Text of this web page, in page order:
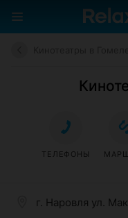
г. Наровля ул.
ТЕЛЕФОНЫ